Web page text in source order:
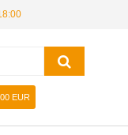
EUR